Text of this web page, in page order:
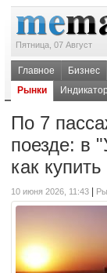
Пятница, 07 Август
Главное Бизнес
Рынки
По 7
поезде: в
как
10 июня 2026, 11:43